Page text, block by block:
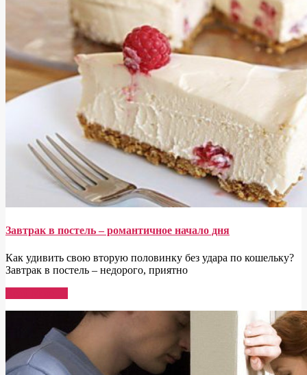
Завтрак в постель – романтичное начало дня
Как удивить свою вторую половинку без удара по кошельку?
Завтрак в постель – недорого, приятно